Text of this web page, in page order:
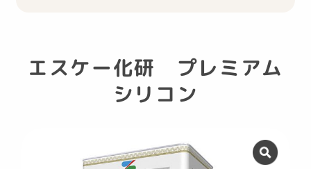
エスケー化研 プレミアム
シリコン